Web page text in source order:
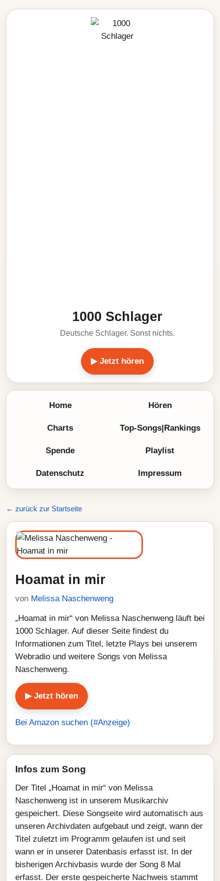
1000 Schlager
Deutsche Schlager. Sonst nichts.
▶ Jetzt hören
Home Hören
Charts Top-Songs|Rankings
Spende Playlist
Datenschutz Impressum
← zurück zur Startseite
Hoamat in mir
von Melissa Naschenweng
„Hoamat in mir“ von Melissa Naschenweng läuft bei
1000 Schlager. Auf dieser Seite findest du
Informationen zum Titel, letzte Plays bei unserem
Webradio und weitere Songs von Melissa
Naschenweng.
▶ Jetzt hören
Bei Amazon suchen (#Anzeige)
Infos zum Song
Der Titel „Hoamat in mir“ von Melissa
Naschenweng ist in unserem Musikarchiv
gespeichert. Diese Songseite wird automatisch aus
unseren Archivdaten aufgebaut und zeigt, wann der
Titel zuletzt im Programm gelaufen ist und seit
wann er in unserer Datenbasis erfasst ist. In der
bisherigen Archivbasis wurde der Song 8 Mal
erfasst. Der erste gespeicherte Nachweis stammt